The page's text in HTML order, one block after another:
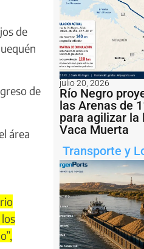
de
de
área
julio 20, 2026
Río Negro
las Arenas de
para agilizar la
Vaca Muerta
Transporte y